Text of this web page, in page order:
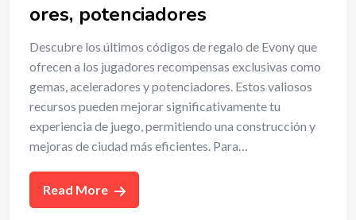
ores, potenciadores
Descubre los últimos códigos de regalo de Evony que
ofrecen a los jugadores recompensas exclusivas como
gemas, aceleradores y potenciadores. Estos valiosos
recursos pueden mejorar significativamente tu
experiencia de juego, permitiendo una construcción y
mejoras de ciudad más eficientes. Para…
Read More